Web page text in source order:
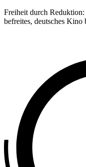
Freiheit durch
befreites, deutsches Kino